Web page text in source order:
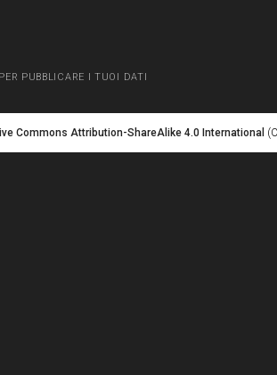
PUBBLICARE I TUOI DATI
Commons Attribution-ShareAlike 4.0 International